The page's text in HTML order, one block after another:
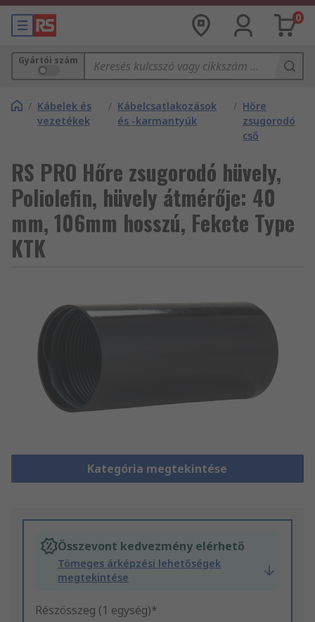
0
Gyártói szám
/ Kábelek és
vezetékek
/ Kábelcsatlakozások
és -karmantyúk
/ Hőre
zsugorodó
cső
RS PRO Hőre zsugorodó hüvely,
Poliolefin, hüvely átmérője: 40
mm, 106mm hosszú, Fekete Type
KTK
Kategória megtekintése
Összevont kedvezmény elérhető
Tömeges árképzési lehetőségek
megtekintése
Részösszeg (1 egység)*